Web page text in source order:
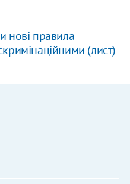
нові правила
(лист)